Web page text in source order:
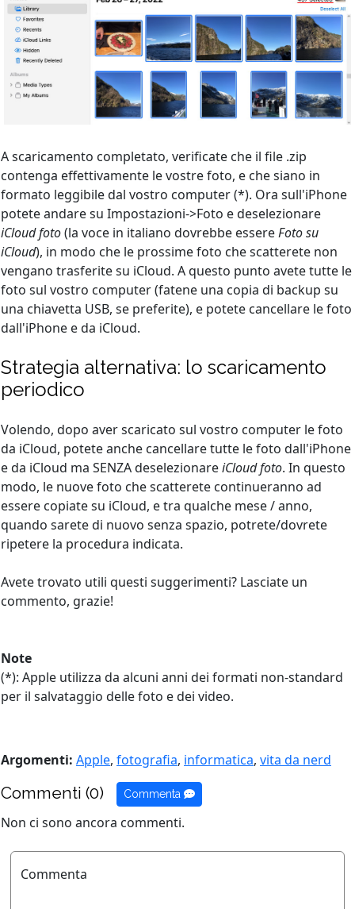
A scaricamento completato, verificate che il file .zip
contenga effettivamente le vostre foto, e che siano in
formato leggibile dal vostro computer (*). Ora sull'iPhone
potete andare su Impostazioni->Foto e deselezionare
iCloud foto(la voce in italiano dovrebbe essereFoto su
iCloud), in modo che le prossime foto che scatterete non
vengano trasferite su iCloud. A questo punto avete tutte le
foto sul vostro computer (fatene una copia di backup su
una chiavetta USB, se preferite), e potete cancellare le foto
dall'iPhone e da iCloud.
Strategia alternativa: lo scaricamento
periodico
Volendo, dopo aver scaricato sul vostro computer le foto
da iCloud, potete anche cancellare tutte le foto dall'iPhone
e da iCloud ma SENZA deselezionareiCloud foto. In questo
modo, le nuove foto che scatterete continueranno ad
essere copiate su iCloud, e tra qualche mese / anno,
quando sarete di nuovo senza spazio, potrete/dovrete
ripetere la procedura indicata.
Avete trovato utili questi suggerimenti? Lasciate un
commento, grazie!
Note
(*): Apple utilizza da alcuni anni dei formati non-standard
per il salvataggio delle foto e dei video.
Argomenti: Apple, fotografia, informatica, vita da nerd
Commenti (0) Commenta
Non ci sono ancora commenti.
Commenta